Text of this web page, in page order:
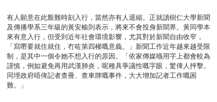
有人願意在此艱難時刻入行，當然亦有人退縮。正就讀樹仁大學新聞
及傳播學系三年級的黃安榆則表示，將來不會投身新聞界。黃同學本
來有意入行，但受到近年社會環境影響，尤其對於新聞自由收窄，
「寫嘢要就住就住，冇咗第四權嘅意義。」新聞工作近年越來越受限
制，是其中一個令她不想入行的原因。「依家傳媒喺用字上都會較為
謹慎，例如避免再用武漢肺炎，呢種具爭議性嘅字眼，驚俾人抨擊。
同埋政府唔俾記者查冊、查車牌嘅事件，大大增加記者工作嘅困
難。」